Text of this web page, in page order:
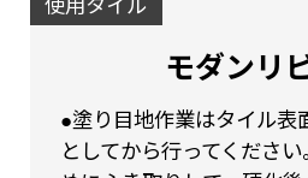
使用タイル
モダンリ
●塗り目地作業はタイル表
としてから行ってくださ